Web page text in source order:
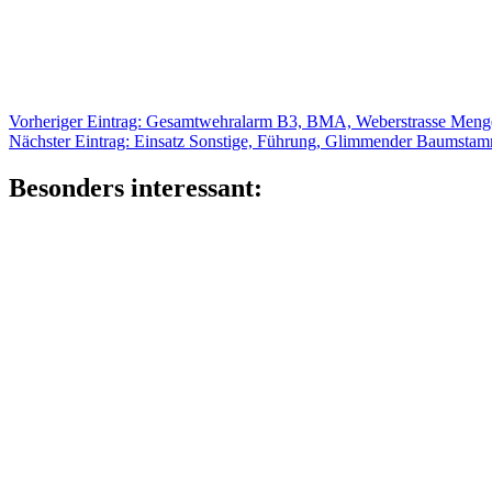
Beitragsnavigation
Vorheriger Eintrag: Vorheriger
Eintrag:
Gesamtwehralarm B3, BMA, Weberstrasse
Nächster Eintrag: Nächster
Einsatz Sonstige, Führung, Glimmender
Besonders interessant: